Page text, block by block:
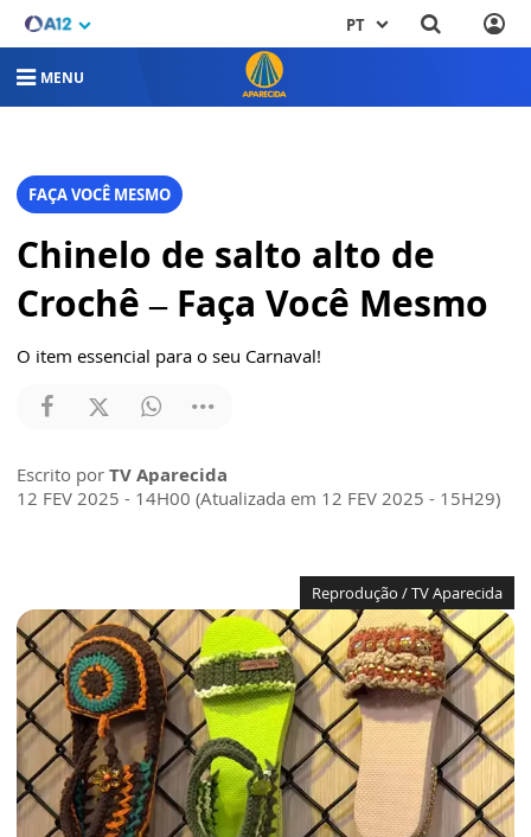
PT
MENU
FAÇA VOCÊ MESMO
Chinelo de salto alto de
Crochê – Faça Você Mesmo
O item essencial para o seu Carnaval!
Escrito por TV Aparecida
12 FEV 2025 - 14H00 (Atualizada em 12 FEV 2025 - 15H29)
Reprodução / TV Aparecida